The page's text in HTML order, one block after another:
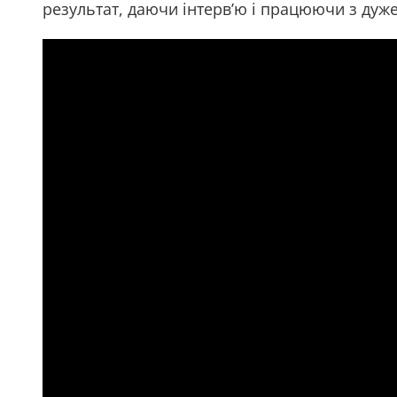
результат, даючи інтерв’ю і працюючи з